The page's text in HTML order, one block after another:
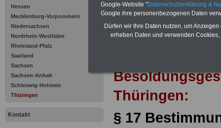
Hessen
Mecklenburg-Vorpommern
Niedersachsen
Nordrhein-Westfalen
Rheinland-Pfalz
Saarland
Sachsen
Sachsen-Anhalt
Schleswig-Holstein
Thüringen
Kontakt
Thüringen:
§ 17
Google-Website "Datenschutzerklärung &
Google ihre personenbezogenen Daten
Dürfen wir Ihre Daten nutzen, um
erheben Daten und verwenden